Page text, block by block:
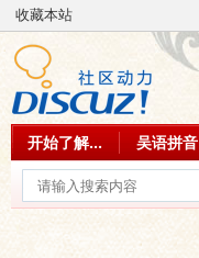
收藏本站
开始了解... 吴语拼音